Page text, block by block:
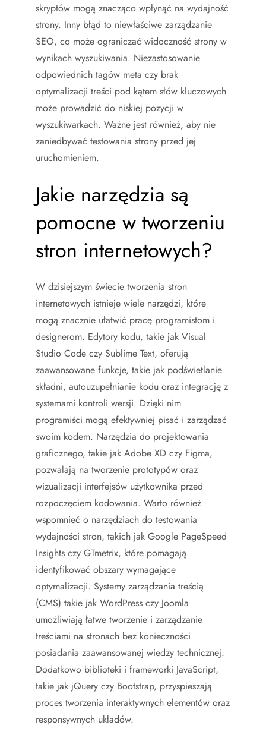
skryptów mogą znacząco wpłynąć na wydajność
strony. Inny błąd to niewłaściwe zarządzanie
SEO, co może ograniczać widoczność strony w
wynikach wyszukiwania. Niezastosowanie
odpowiednich tagów meta czy brak
optymalizacji treści pod kątem słów kluczowych
może prowadzić do niskiej pozycji w
wyszukiwarkach. Ważne jest również, aby nie
zaniedbywać testowania strony przed jej
uruchomieniem.
Jakie narzędzia są
pomocne w tworzeniu
stron internetowych?
W dzisiejszym świecie tworzenia stron
internetowych istnieje wiele narzędzi, które
mogą znacznie ułatwić pracę programistom i
designerom. Edytory kodu, takie jak Visual
Studio Code czy Sublime Text, oferują
zaawansowane funkcje, takie jak podświetlanie
składni, autouzupełnianie kodu oraz integrację z
systemami kontroli wersji. Dzięki nim
programiści mogą efektywniej pisać i zarządzać
swoim kodem. Narzędzia do projektowania
graficznego, takie jak Adobe XD czy Figma,
pozwalają na tworzenie prototypów oraz
wizualizacji interfejsów użytkownika przed
rozpoczęciem kodowania. Warto również
wspomnieć o narzędziach do testowania
wydajności stron, takich jak Google PageSpeed
Insights czy GTmetrix, które pomagają
identyfikować obszary wymagające
optymalizacji. Systemy zarządzania treścią
(CMS) takie jak WordPress czy Joomla
umożliwiają łatwe tworzenie i zarządzanie
treściami na stronach bez konieczności
posiadania zaawansowanej wiedzy technicznej.
Dodatkowo biblioteki i frameworki JavaScript,
takie jak jQuery czy Bootstrap, przyspieszają
proces tworzenia interaktywnych elementów oraz
responsywnych układów.